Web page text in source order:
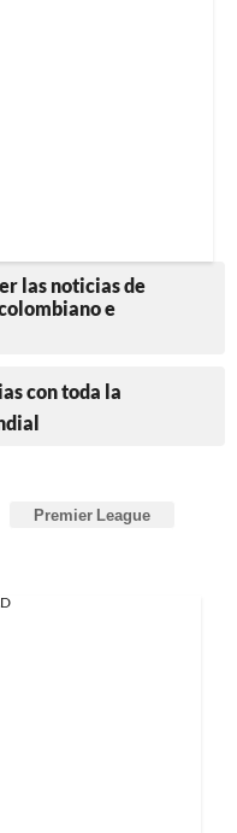
las noticias de
e
con toda la
Premier League